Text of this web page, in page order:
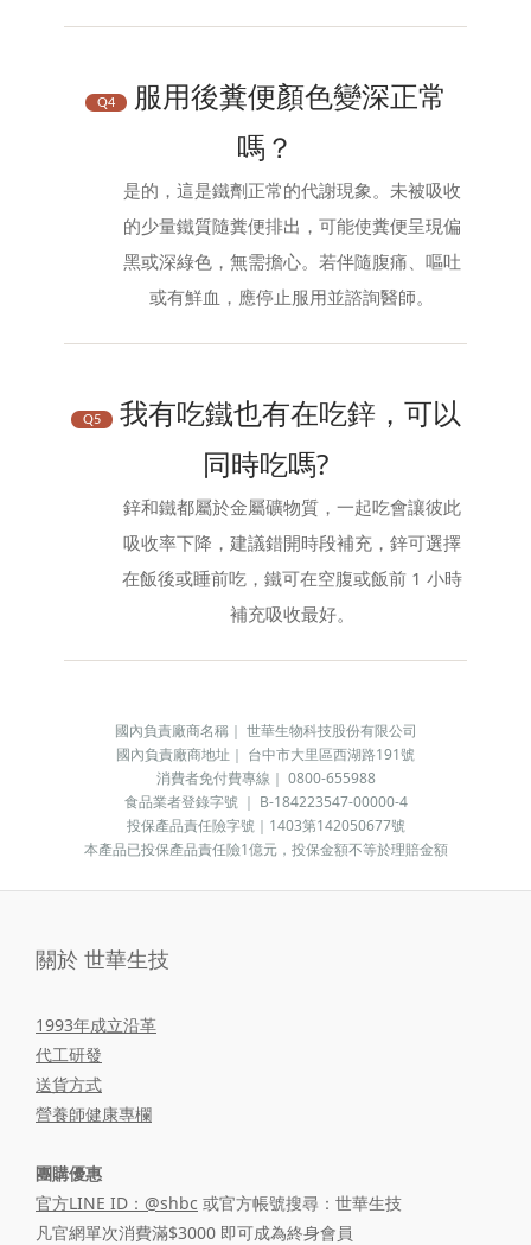
Q4
服用後糞便顏色變深正常
嗎？
是的，這是鐵劑正常的代謝現象。未被吸收
的少量鐵質隨糞便排出，可能使糞便呈現偏
黑或深綠色，無需擔心。若伴隨腹痛、嘔吐
或有鮮血，應停止服用並諮詢醫師。
Q5
我有吃鐵也有在吃鋅，可以
同時吃嗎?
鋅和鐵都屬於金屬礦物質，一起吃會讓彼此
吸收率下降，建議錯開時段補充，鋅可選擇
在飯後或睡前吃，鐵可在空腹或飯前 1 小時
補充吸收最好。
國內負責廠商名稱｜ 世華生物科技股份有限公司
國內負責廠商地址｜ 台中市大里區西湖路191號
消費者免付費專線｜ 0800-655988
食品業者登錄字號 ｜ B-184223547-00000-4
投保產品責任險字號｜1403第142050677號
本產品已投保產品責任險1億元，投保金額不等於理賠金額
關於 世華生技
1993年成立沿革
代工研發
送貨方式
營養師健康專欄
團購優惠
官方LINE ID：@shbc 或官方帳號搜尋：世華生技
凡官網單次消費滿$3000 即可成為終身會員